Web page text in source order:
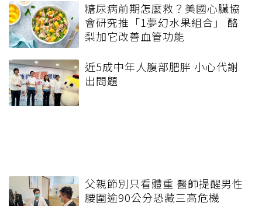
糖尿病前期怎麼救？美國心臟協
會研究推「1夢幻水果組合」 酪
梨加它改善血管功能
近5成中年人腹部肥胖 小心代謝
出問題
父親節別只看體重 醫師提醒男性
腰圍逾90公分恐藏三高危機